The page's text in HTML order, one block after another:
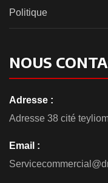
Politique
NOUS
Adresse :
Adresse 38 cité
Email :